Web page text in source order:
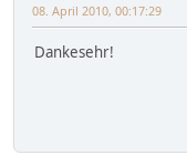
08. April 2010, 00:17:29
Dankesehr!